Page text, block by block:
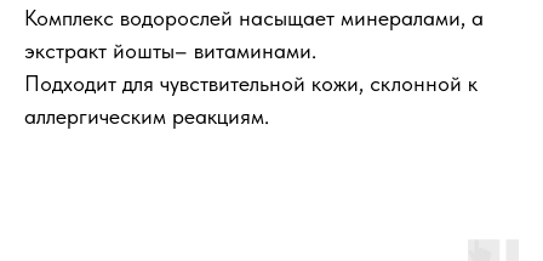
Комплекс водорослей насыщает минералами, а
экстракт йошты– витаминами.
Подходит для чувствительной кожи, склонной к
аллергическим реакциям.